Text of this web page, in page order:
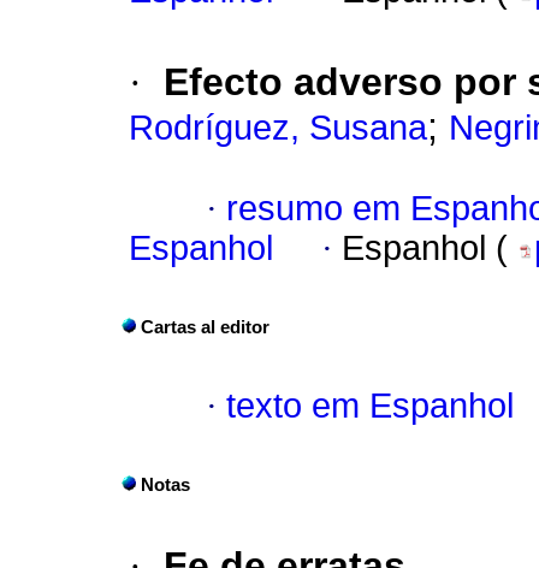
· Efecto adverso por
Rodríguez, Susana;
· resumo em
Espanhol
· Espanhol (
Cartas al editor
· texto em Espanhol
Notas